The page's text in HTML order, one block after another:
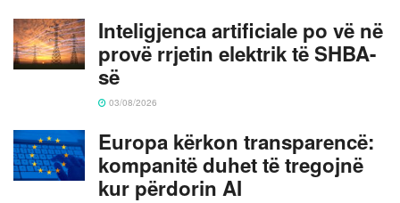
Inteligjenca artificiale po vë në
provë rrjetin elektrik të SHBA-
së
03/08/2026
Europa kërkon transparencë:
kompanitë duhet të tregojnë
kur përdorin AI